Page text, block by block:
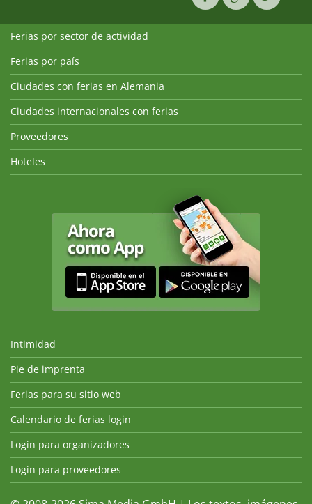
Ferias por sector de actividad
Ferias por país
Ciudades con ferias en Alemania
Ciudades internacionales con ferias
Proveedores
Hoteles
Intimidad
Pie de imprenta
Ferias para su sitio web
Calendario de ferias login
Login para organizadores
Login para proveedores